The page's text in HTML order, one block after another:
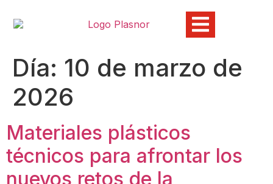
Día: 10 de marzo de
2026
Materiales plásticos
técnicos para afrontar los
nuevos retos de la